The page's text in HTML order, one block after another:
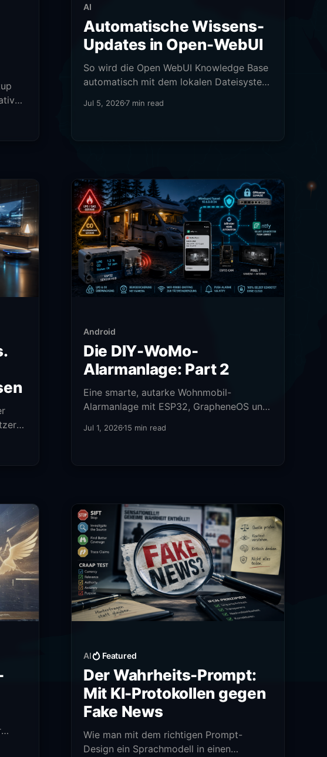
AI
Automatische Wissens-
Updates in Open-WebUI
So wird die Open WebUI Knowledge Base
automatisch mit dem lokalen Dateisystem
Jul 5, 20267 min read
Android
Die DIY-WoMo-
Alarmanlage: Part 2
Eine smarte, autarke Wohnmobil-
Alarmanlage mit ESP32, GrapheneOS und
Jul 1, 202615 min read
AI Featured
Der Wahrheits-Prompt:
Mit KI-Protokollen gegen
Fake News
Wie man mit dem richtigen Prompt-
Design ein Sprachmodell in einen